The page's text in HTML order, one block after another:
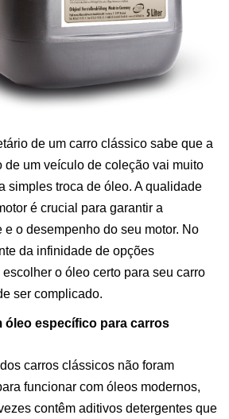
de um carro clássico sabe que a
de um veículo de coleção vai muito
simples troca de óleo. A qualidade
é crucial para garantir a
e o desempenho do seu motor. No
da infinidade de opções
o óleo certo para seu carro
ser complicado.
óleo específico para carros
carros clássicos não foram
funcionar com óleos modernos,
contêm aditivos detergentes que